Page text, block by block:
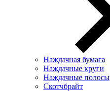
Наждачная бумага
Наждачные круги
Наждачные полосы
Скотчбрайт